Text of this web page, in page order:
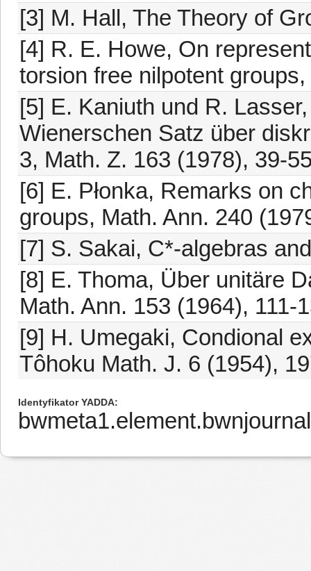
[3] M. Hall, The Theory of
[4] R. E. Howe, On
torsion free nilpotent
[5] E. Kaniuth und R.
Wienerschen Satz über
3, Math. Z. 163 (1978), 39-
[6] E. Płonka, Remarks on
groups, Math. Ann. 240
[7] S. Sakai, C*-algebras
[8] E. Thoma, Über unitäre
Math. Ann. 153 (1964), 111-
[9] H. Umegaki, Condional
Tôhoku Math. J. 6 (1954),
Identyfikator YADDA